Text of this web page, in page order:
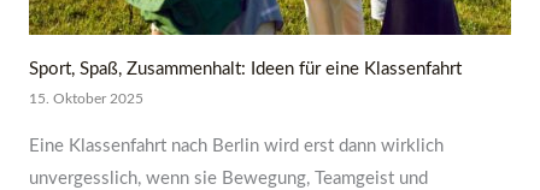
Sport, Spaß, Zusammenhalt: Ideen für eine Klassenfahrt
15. Oktober 2025
Eine Klassenfahrt nach Berlin wird erst dann wirklich
unvergesslich, wenn sie Bewegung, Teamgeist und